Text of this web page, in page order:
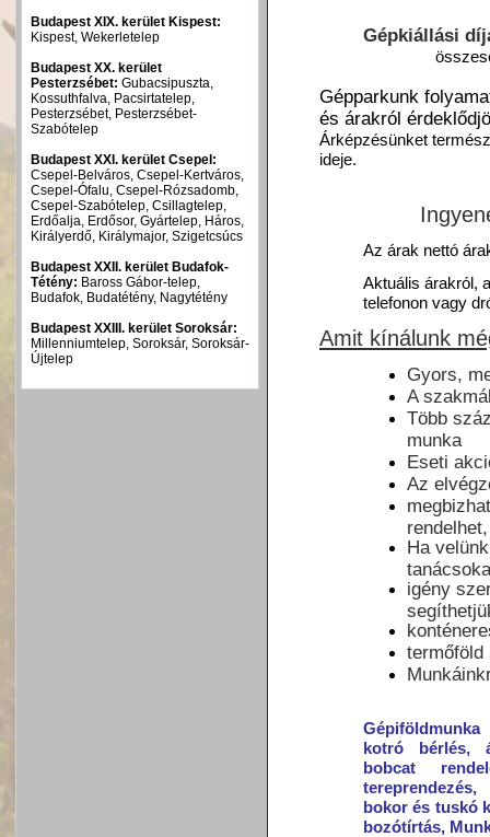
Budapest XIX. kerület Kispest:
Kispest, Wekerletelep
Budapest XX. kerület
Pesterzsébet: Gubacsipuszta,
Kossuthfalva, Pacsirtatelep,
Pesterzsébet, Pesterzsébet-
Szabótelep
Budapest XXI. kerület Csepel:
Csepel-Belváros, Csepel-Kertváros,
Csepel-Ófalu, Csepel-Rózsadomb,
Csepel-Szabótelep, Csillagtelep,
Erdőalja, Erdősor, Gyártelep, Háros,
Királyerdő, Királymajor, Szigetcsúcs
Budapest XXII. kerület Budafok-
Tétény: Baross Gábor-telep,
Budafok, Budatétény, Nagytétény
Budapest XXIII. kerület Soroksár:
Millenniumtelep, Soroksár, Soroksár-
Újtelep
Gépkiállási
Gépparkunk
és árakról
Árképzésünket
ideje.
Az árak nettó
Aktuális árakról,
telefonon vagy
Amit kínálunk
Gyors,
A
Több
munka
Eseti
Az
Ha
igény
kotró bérlés,
bobcat
bokor és tuskó
bozótírtás,